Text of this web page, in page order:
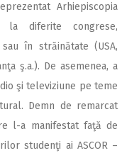
Arhiepiscopia
la diferite congrese,
în străinătate (USA,
ş.a.). De asemenea, a
şi televiziune pe teme
Demn de remarcat
l-a manifestat faţă de
studenţi ai ASCOR –